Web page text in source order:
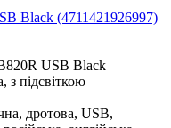
Black (4711421926997)
USB Black
з підсвіткою
дротова, USB,